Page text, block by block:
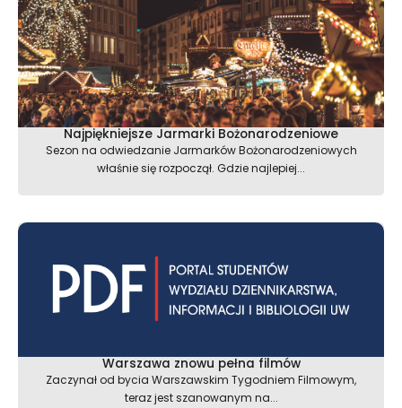
Najpiękniejsze Jarmarki Bożonarodzeniowe
Sezon na odwiedzanie Jarmarków Bożonarodzeniowych
właśnie się rozpoczął. Gdzie najlepiej...
Warszawa znowu pełna filmów
Zaczynał od bycia Warszawskim Tygodniem Filmowym,
teraz jest szanowanym na...